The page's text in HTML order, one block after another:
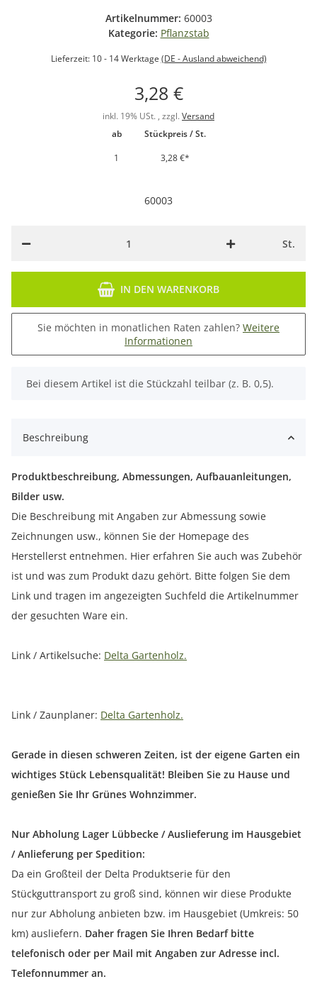
Artikelnummer: 60003
Kategorie: Pflanzstab
Lieferzeit: 10 - 14 Werktage (DE - Ausland abweichend)
3,28 €
inkl. 19% USt. , zzgl. Versand
ab
Stückpreis / St.
1
3,28 €*
60003
St.
IN DEN WARENKORB
Sie möchten in monatlichen Raten zahlen? Weitere
Informationen
x
Bei diesem Artikel ist die Stückzahl teilbar (z. B. 0,5).
Beschreibung
Produktbeschreibung, Abmessungen, Aufbauanleitungen,
Bilder usw.
Die Beschreibung mit Angaben zur Abmessung sowie
Zeichnungen usw., können Sie der Homepage des
Herstellerst entnehmen. Hier erfahren Sie auch was Zubehör
ist und was zum Produkt dazu gehört. Bitte folgen Sie dem
Link und tragen im angezeigten Suchfeld die Artikelnummer
der gesuchten Ware ein.
Link / Artikelsuche: Delta Gartenholz.
Link / Zaunplaner: Delta Gartenholz.
Gerade in diesen schweren Zeiten, ist der eigene Garten ein
wichtiges Stück Lebensqualität! Bleiben Sie zu Hause und
genießen Sie Ihr Grünes Wohnzimmer.
Nur Abholung Lager Lübbecke / Auslieferung im Hausgebiet
/ Anlieferung per Spedition:
Da ein Großteil der Delta Produktserie für den
Stückguttransport zu groß sind, können wir diese Produkte
nur zur Abholung anbieten bzw. im Hausgebiet (Umkreis: 50
km) ausliefern. Daher fragen Sie Ihren Bedarf bitte
telefonisch oder per Mail mit Angaben zur Adresse incl.
Telefonnummer an.